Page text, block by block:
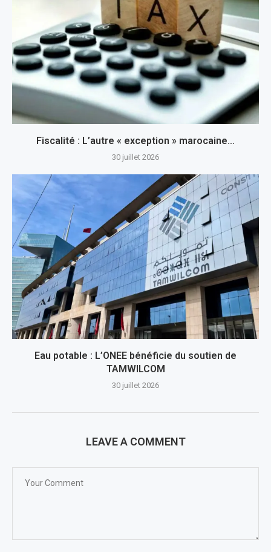
Fiscalité : L’autre « exception » marocaine…
30 juillet 2026
Eau potable : L’ONEE bénéficie du soutien de
TAMWILCOM
30 juillet 2026
LEAVE A COMMENT